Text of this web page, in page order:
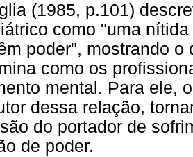
(1985, p.101)
como "uma
poder", mostrando
como os
mental. Para ele,
dessa relação,
do portador de
de poder.